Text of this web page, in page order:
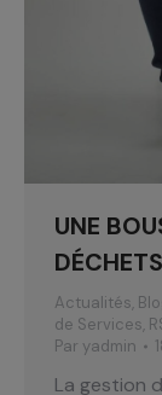
UNE
DÉCHETS
Actualités,
de Services,
Par yadmin
La gestion